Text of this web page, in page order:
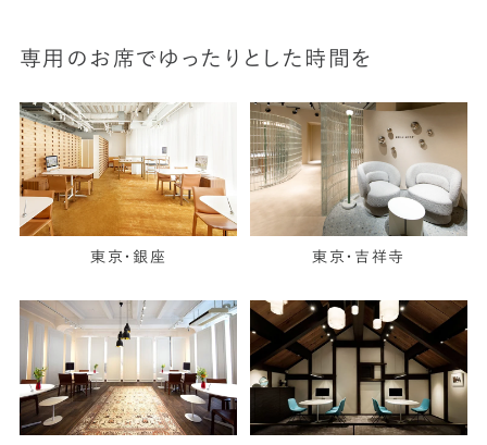
専用のお席でゆったりとした時間を
東京・銀座 東京・吉祥寺